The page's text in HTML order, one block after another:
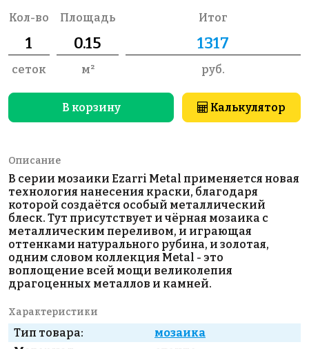
Кол-во
сеток
Площадь
м²
Итог
руб.
В корзину Калькулятор
Описание
В серии мозаики Ezarri Metal применяется новая
технология нанесения краски, благодаря
которой создаётся особый металлический
блеск. Тут присутствует и чёрная мозаика с
металлическим переливом, и играющая
оттенками натурального рубина, и золотая,
одним словом коллекция Metal - это
воплощение всей мощи великолепия
драгоценных металлов и камней.
Характеристики
Тип товара:
мозаика